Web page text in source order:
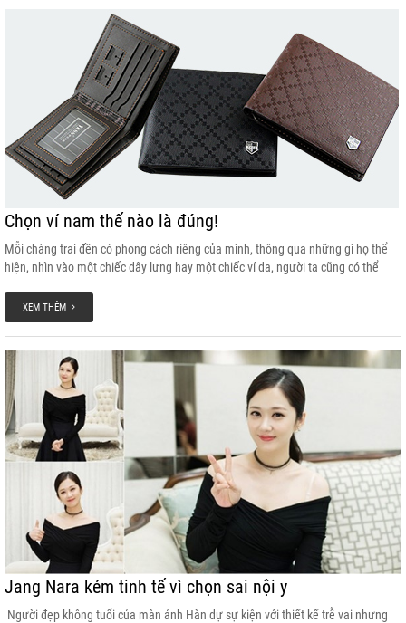
Chọn ví nam thế nào là đúng!
Mỗi chàng trai đền có phong cách riêng của mình, thông qua những gì họ thể
hiện, nhìn vào một chiếc dây lưng hay một chiếc ví da, người ta cũng có thể
XEM THÊM
Jang Nara kém tinh tế vì chọn sai nội y
Người đẹp không tuổi của màn ảnh Hàn dự sự kiện với thiết kế trễ vai nhưng